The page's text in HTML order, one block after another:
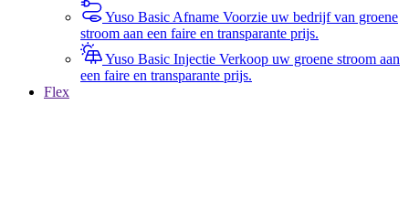
Yuso Basic Afname Voorzie uw bedrijf van groene
stroom aan een faire en transparante prijs.
Yuso Basic Injectie Verkoop uw groene stroom aan
een faire en transparante prijs.
Flex